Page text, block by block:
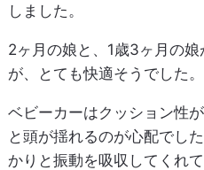
しました。
2ヶ月の娘と、1歳3ヶ月の
が、とても快適そうでした。
ベビーカーはクッション性
と頭が揺れるのが心配でし
かりと振動を吸収してくれ